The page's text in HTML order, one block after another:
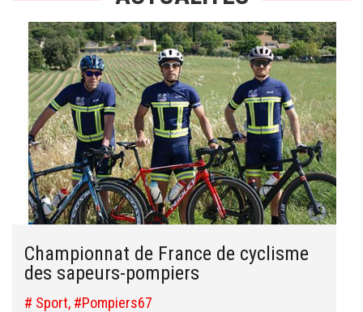
ici
Championnat de France de cyclisme
des sapeurs-pompiers
# Sport, #Pompiers67